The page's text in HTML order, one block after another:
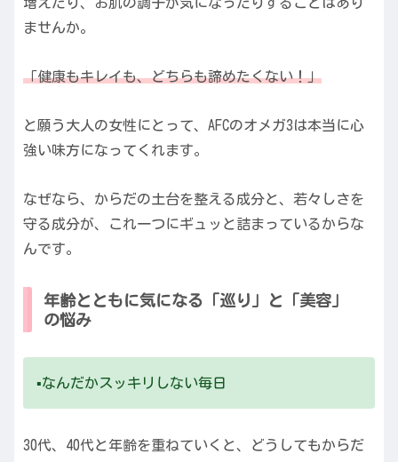
ませんか。
「健康もキレイも、どちらも諦めたくない！」
と願う大人の女性にとって、AFCのオメガ3は本当に心
強い味方になってくれます。
なぜなら、からだの土台を整える成分と、若々しさを
守る成分が、これ一つにギュッと詰まっているからな
んです。
年齢とともに気になる「巡り」と「美容」
の悩み
▪️なんだかスッキリしない毎日
30代、40代と年齢を重ねていくと、どうしてもからだ